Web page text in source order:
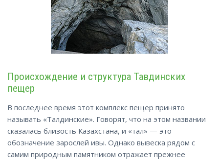
Происхождение и структура Тавдинских
пещер
В последнее время этот комплекс пещер принято
называть «Талдинские». Говорят, что на этом названии
сказалась близость Казахстана, и «тал» — это
обозначение зарослей ивы. Однако вывеска рядом с
самим природным памятником отражает прежнее